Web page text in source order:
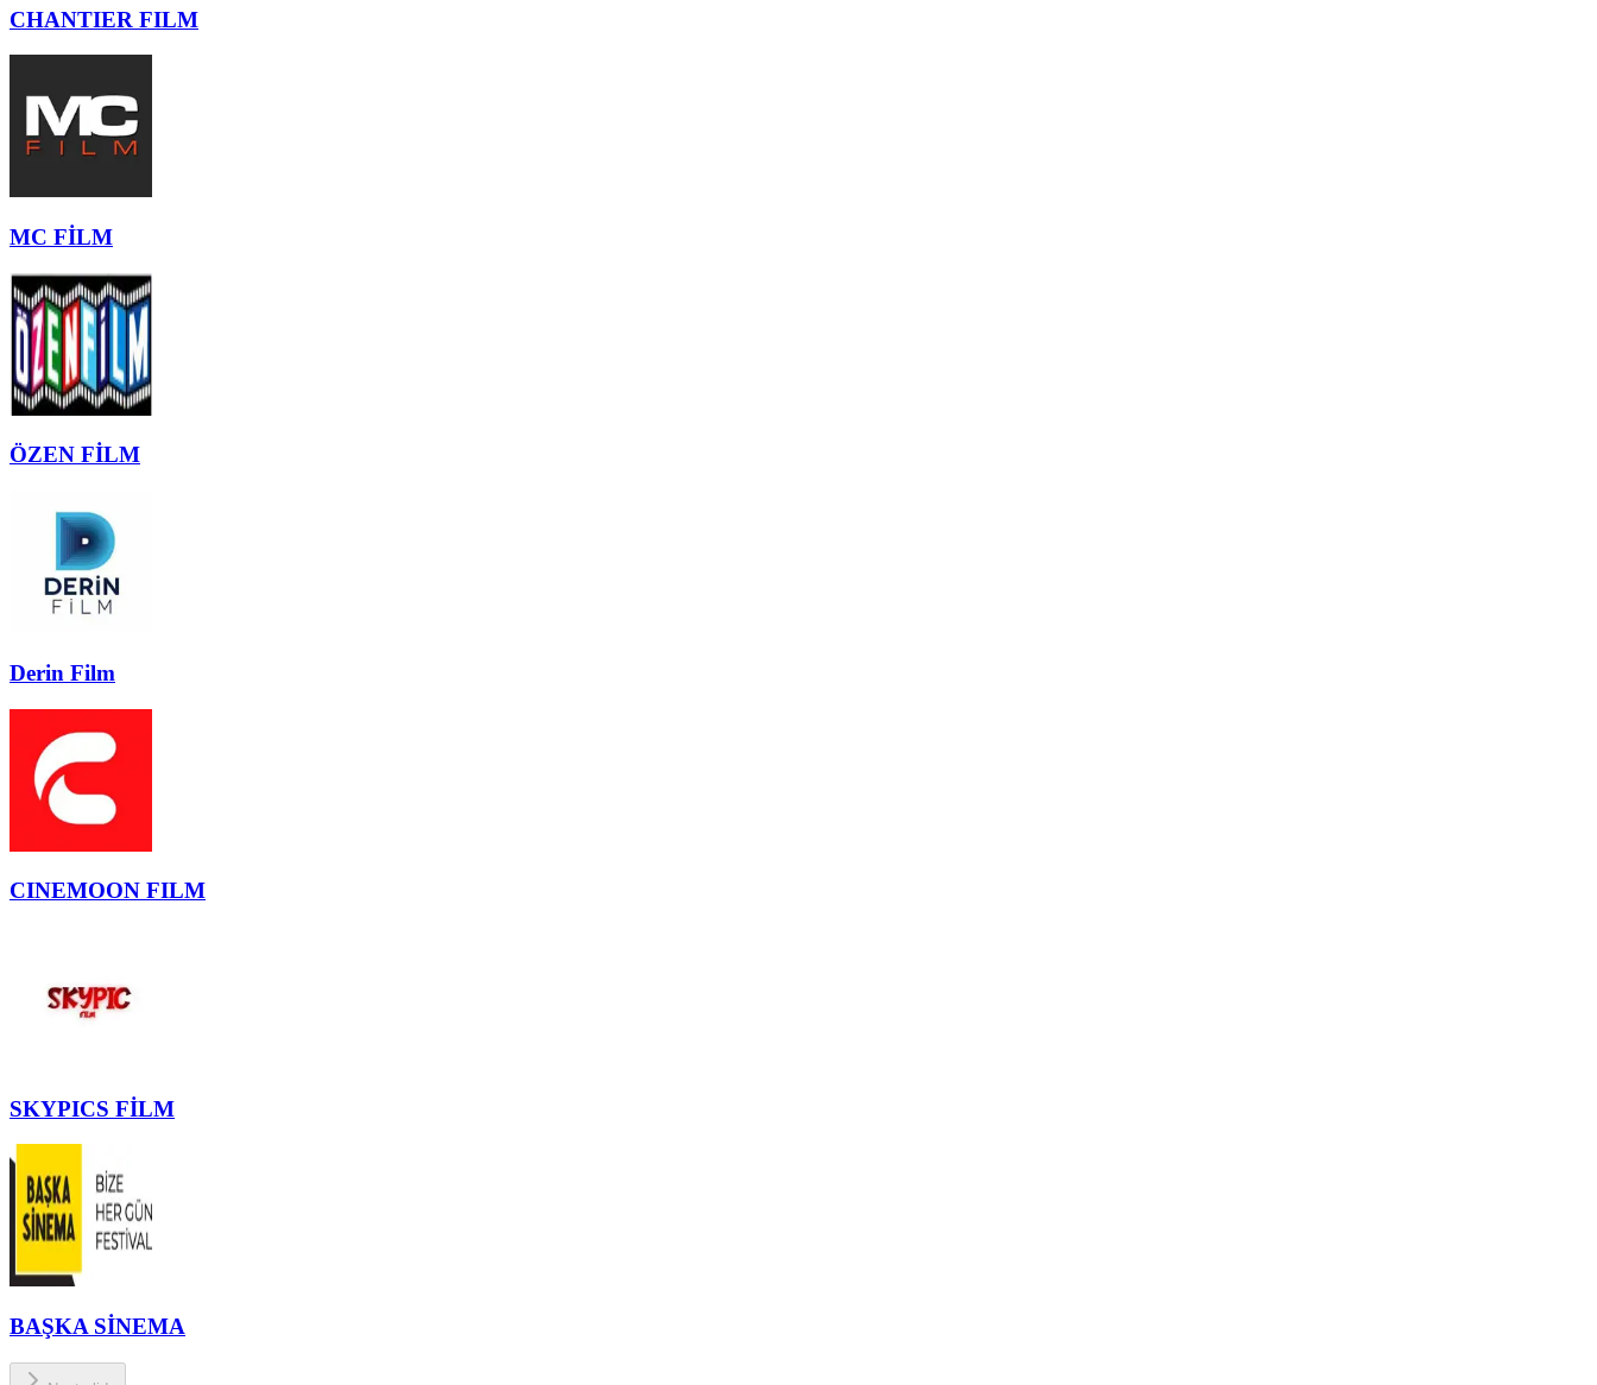
CHANTIER FILM
MC FİLM
ÖZEN FİLM
Derin Film
CINEMOON FILM
SKYPICS FİLM
BAŞKA SİNEMA